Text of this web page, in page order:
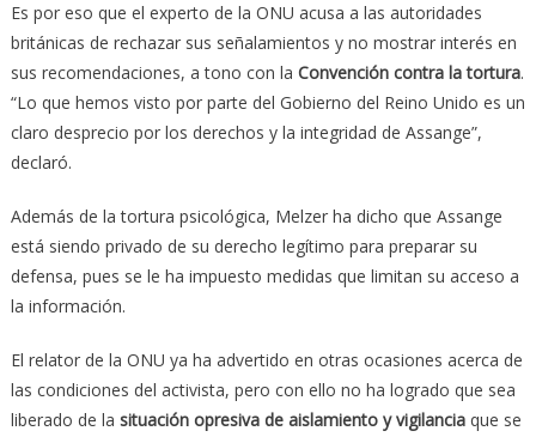
Es por eso que el experto de la ONU acusa a las autoridades
británicas de rechazar sus señalamientos y no mostrar interés en
sus recomendaciones, a tono con la Convención contra la tortura.
“Lo que hemos visto por parte del Gobierno del Reino Unido es un
claro desprecio por los derechos y la integridad de Assange”,
declaró.
Además de la tortura psicológica, Melzer ha dicho que Assange
está siendo privado de su derecho legítimo para preparar su
defensa, pues se le ha impuesto medidas que limitan su acceso a
la información.
El relator de la ONU ya ha advertido en otras ocasiones acerca de
las condiciones del activista, pero con ello no ha logrado que sea
liberado de la situación opresiva de aislamiento y vigilanciaque se